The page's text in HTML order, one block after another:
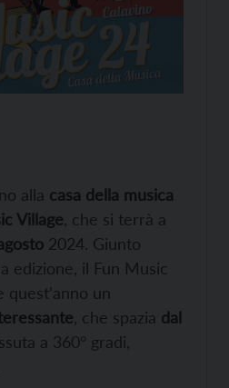
alla casa della musica
Village , che si terrà a
2024. Giunto
edizione, il Fun Music
quest’anno un
, che spazia dal
a 360° gradi,